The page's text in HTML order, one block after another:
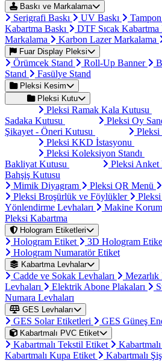
Baskı ve Markalama
Serigrafi Baskı UV Baskı
Kabartma Baskı
DTF Sıcak Kabartma
Markalama
Karbon Lazer Markalama
Fuar Display Pleksi
Örümcek Stand Roll-Up Banner
Stand
Fasülye Stand
Pleksi Kesim
Pleksi Kutu
Pleksi Ramak Kala Kutusu
Sadaka Kutusu
Pleksi Oy
Şikayet - Öneri Kutusu
Pleksi
Pleksi KKD İstasyonu
Pleksi Koleksiyon Standı
Bakliyat Kutusu
Pleksi Anket
Bahşiş Kutusu
Mimik Diyagram
Pleksi QR Menü
Pleksi Broşürlük ve Föylükler
Yönlendirme Levhaları
Makine
Pleksi Kabartma
Hologram Etiketleri
Hologram Etiket 3D Hologram
Hologram Numaratör Etiket
Kabartma Levhalar
Cadde ve Sokak Levhaları Mezarlık
Levhaları
Elektrik Abone Plakaları
Numara Levhaları
GES Levhaları
GES Solar Etiketleri GES Güneş
Kabartmalı PVC Etiket
Kabartmalı Tekstil Etiket
Kabartmalı Kupa Etiket
Kabartmalı